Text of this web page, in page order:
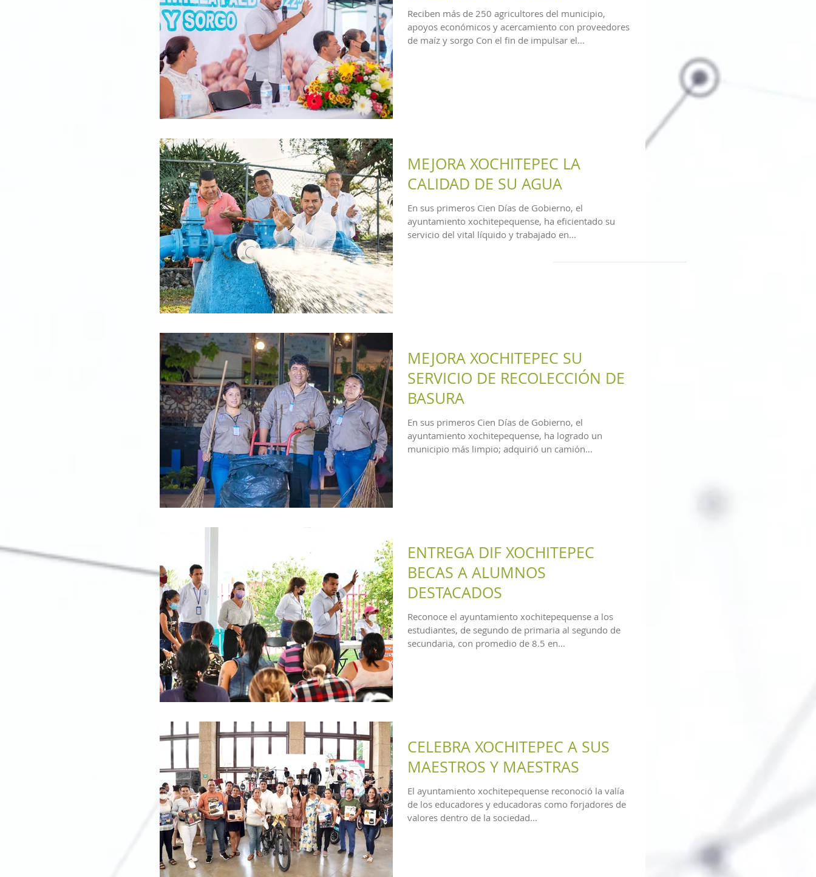
Reciben más de 250 agricultores del municipio,
apoyos económicos y acercamiento con proveedores
de maíz y sorgo Con el fin de impulsar el...
MEJORA XOCHITEPEC LA
CALIDAD DE SU AGUA
En sus primeros Cien Días de Gobierno, el
ayuntamiento xochitepequense, ha eficientado su
servicio del vital líquido y trabajado en...
MEJORA XOCHITEPEC SU
SERVICIO DE RECOLECCIÓN DE
BASURA
En sus primeros Cien Días de Gobierno, el
ayuntamiento xochitepequense, ha logrado un
municipio más limpio; adquirió un camión
ENTREGA DIF XOCHITEPEC
BECAS A ALUMNOS
DESTACADOS
Reconoce el ayuntamiento xochitepequense a los
estudiantes, de segundo de primaria al segundo de
secundaria, con promedio de 8.5 en...
CELEBRA XOCHITEPEC A SUS
MAESTROS Y MAESTRAS
El ayuntamiento xochitepequense reconoció la valía
de los educadores y educadoras como forjadores de
valores dentro de la sociedad...